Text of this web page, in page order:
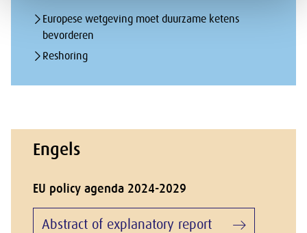
Europese wetgeving moet duurzame ketens
bevorderen
Reshoring
Engels
EU policy agenda 2024-2029
Abstract of explanatory report